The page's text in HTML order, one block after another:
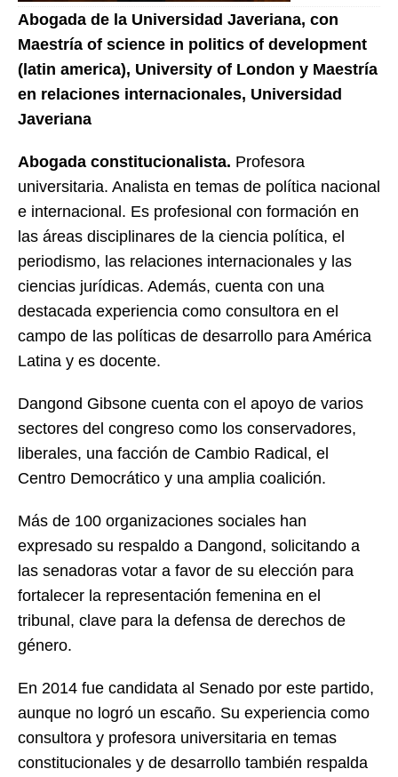
Abogada de la Universidad Javeriana, con
Maestría of science in politics of development
(latin america), University of London y Maestría
en relaciones internacionales, Universidad
Javeriana
Abogada constitucionalista. Profesora
universitaria. Analista en temas de política nacional
e internacional. Es profesional con formación en
las áreas disciplinares de la ciencia política, el
periodismo, las relaciones internacionales y las
ciencias jurídicas. Además, cuenta con una
destacada experiencia como consultora en el
campo de las políticas de desarrollo para América
Latina y es docente.
Dangond Gibsone cuenta con el apoyo de varios
sectores del congreso como los conservadores,
liberales, una facción de Cambio Radical, el
Centro Democrático y una amplia coalición.
Más de 100 organizaciones sociales han
expresado su respaldo a Dangond, solicitando a
las senadoras votar a favor de su elección para
fortalecer la representación femenina en el
tribunal, clave para la defensa de derechos de
género.
En 2014 fue candidata al Senado por este partido,
aunque no logró un escaño. Su experiencia como
consultora y profesora universitaria en temas
constitucionales y de desarrollo también respalda